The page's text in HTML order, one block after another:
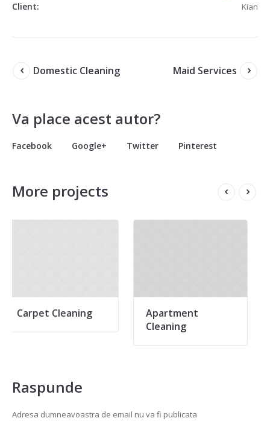
Client:
Kian
Domestic Cleaning Maid Services
Va place acest autor?
Facebook Google+ Twitter Pinterest
More projects
Apartment
Raspunde
Adresa dumneavoastra de email nu va fi publicata